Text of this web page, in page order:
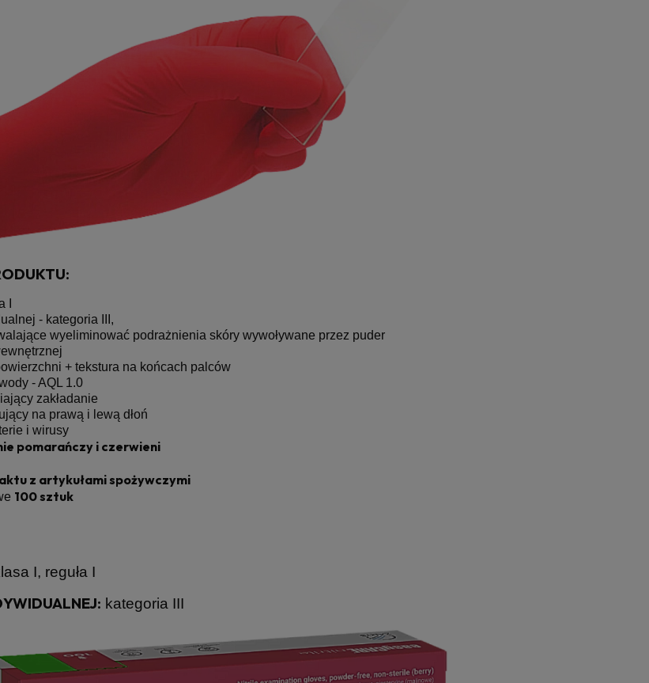
I
- kategoria III,
wyeliminować podrażnienia skóry wywoływane przez puder
+ tekstura na końcach palców
- AQL 1.0
zakładanie
na prawą i lewą dłoń
i wirusy
pomarańczy i czerwieni
z artykułami spożywczymi
100 sztuk
I, reguła I
kategoria III